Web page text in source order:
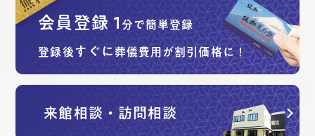
会員登録 1 分で簡単登録
登録後すぐに 葬儀費用が割引価格に！
来館相談・訪問相談